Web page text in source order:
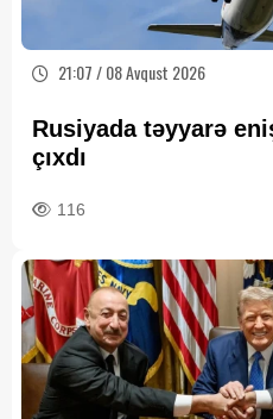
21:07 / 08 Avqust 2026
Rusiyada təyyarə
çıxdı
116